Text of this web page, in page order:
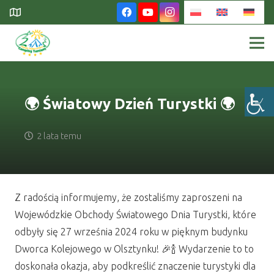
🌍 Światowy Dzień Turystki 🌍
2 lata temu
Z radością informujemy, że zostaliśmy zaproszeni na
Wojewódzkie Obchody Światowego Dnia Turystki, które
odbyły się 27 września 2024 roku w pięknym budynku
Dworca Kolejowego w Olsztynku! 🎉🍾 Wydarzenie to to
doskonała okazja, aby podkreślić znaczenie turystyki dla